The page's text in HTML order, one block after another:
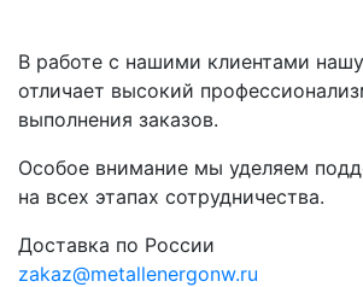
В работе с нашими клиентами
отличает высокий
выполнения заказов.
Особое внимание мы уделяем
на всех этапах сотрудничества.
Доставка по России
zakaz@metallenergonw.ru